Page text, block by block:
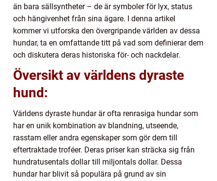
än bara sällsyntheter – de är symboler för lyx, status
och hängivenhet från sina ägare. I denna artikel
kommer vi utforska den övergripande världen av dessa
hundar, ta en omfattande titt på vad som definierar dem
och diskutera deras historiska för- och nackdelar.
Översikt av världens dyraste
hund:
Världens dyraste hundar är ofta renrasiga hundar som
har en unik kombination av blandning, utseende,
rasstam eller andra egenskaper som gör dem till
eftertraktade troféer. Deras priser kan sträcka sig från
hundratusentals dollar till miljontals dollar. Dessa
hundar har blivit så populära på grund av sin